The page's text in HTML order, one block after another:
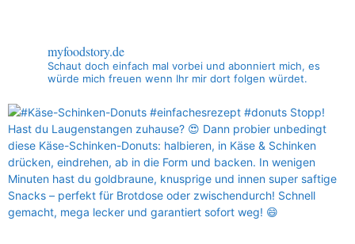
myfoodstory.de
Schaut doch einfach mal vorbei und abonniert mich, es
würde mich freuen wenn Ihr mir dort folgen würdet.